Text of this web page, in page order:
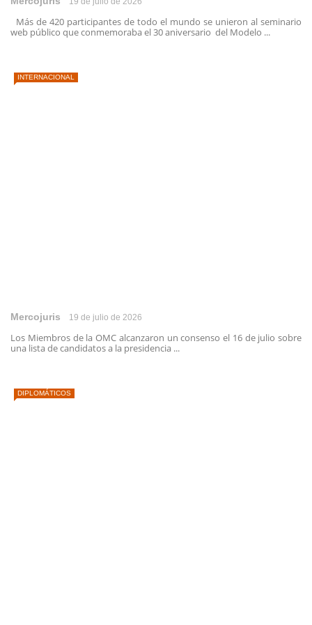
Más de 420 participantes de todo el mundo se unieron al seminario
web público que conmemoraba el 30 aniversario del Modelo ...
INTERNACIONAL
Mercojuris 19 de julio de 2026
Los Miembros de la OMC alcanzaron un consenso el 16 de julio sobre
una lista de candidatos a la presidencia ...
DIPLOMÁTICOS